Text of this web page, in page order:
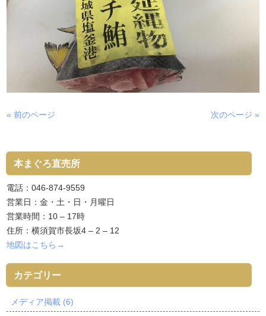
« 前のページ 次のページ »
本まぐろ直売所
電話：046-874-9559
営業日：金・土・日・月曜日
営業時間：10 – 17時
住所：横須賀市長坂4 – 2 – 12
地図はこちら→
カテゴリー
メディア掲載 (6)